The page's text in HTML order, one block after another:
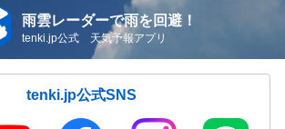
雨雲レーダーで雨を回避！
tenki.jp公式 天気予報アプリ
tenki.jp公式SNS